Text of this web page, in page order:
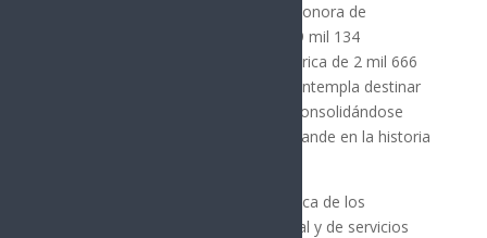
A nivel estatal, el programa Becas Sonora de
Oportunidades ha beneficiado a 519 mil 134
estudiantes, con una inversión histórica de 2 mil 666
millones de pesos. Para 2026, se contempla destinar
mil millones de pesos adicionales, consolidándose
como el beneficio educativo más grande en la historia
En respuesta a una demanda histórica de los
rocaportenses, en materia ambiental y de servicios